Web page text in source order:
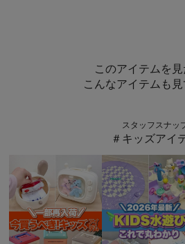
このアイテムを
こんなアイテムも
スタッフスナッ
＃キッズアイ